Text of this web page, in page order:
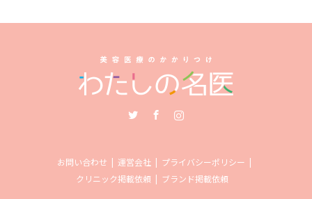
お問い合わせ 運営会社
プライバシーポリシー
クリニック掲載依頼
ブランド掲載依頼